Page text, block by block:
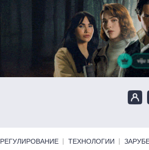
РЕГУЛИРОВАНИЕ ТЕХНОЛОГИИ